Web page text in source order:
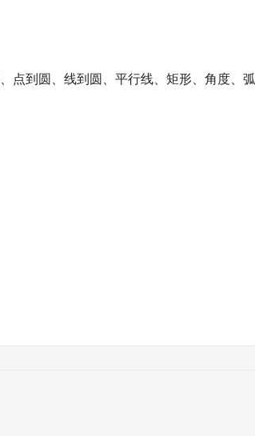
到圆、线到圆、平行线、矩形、角度、弧